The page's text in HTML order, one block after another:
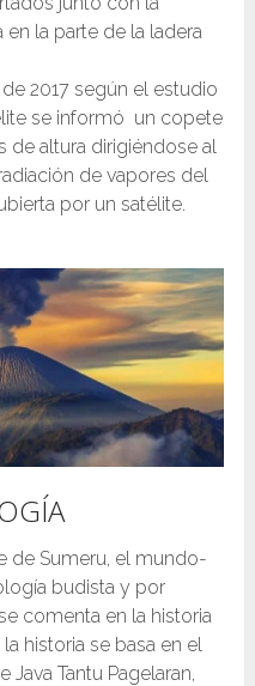
la parte de la ladera
2017 según el estudio
se informó un copete
de altura dirigiéndose al
de vapores del
por un satélite.
de Sumeru, el mundo-
budista y por
comenta en la historia
historia se basa en el
Tantu Pagelaran,